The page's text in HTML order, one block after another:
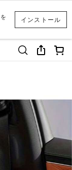
インストール